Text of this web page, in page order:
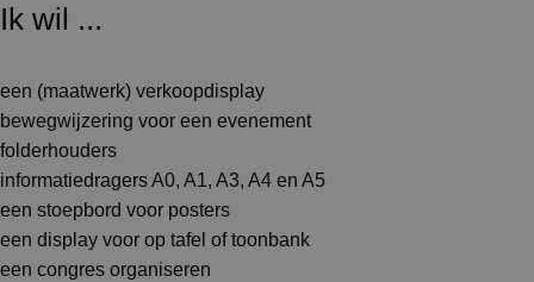
Ik wil ...
een (maatwerk) verkoopdisplay
bewegwijzering voor een evenement
folderhouders
informatiedragers A0, A1, A3, A4 en A5
een stoepbord voor posters
een display voor op tafel of toonbank
een congres organiseren